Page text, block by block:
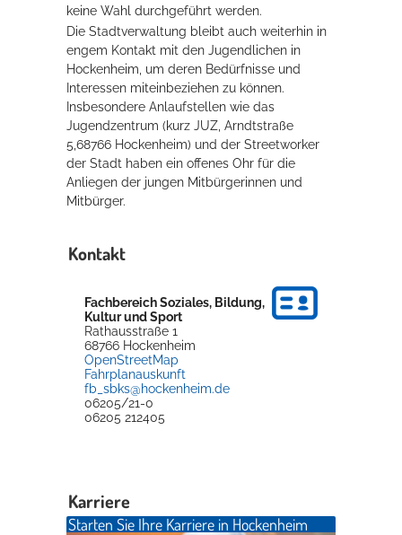
keine Wahl durchgeführt werden.
Die Stadtverwaltung bleibt auch weiterhin in
engem Kontakt mit den Jugendlichen in
Hockenheim, um deren Bedürfnisse und
Interessen miteinbeziehen zu können.
Insbesondere Anlaufstellen wie das
Jugendzentrum (kurz JUZ, Arndtstraße
5,68766 Hockenheim) und der Streetworker
der Stadt haben ein offenes Ohr für die
Anliegen der jungen Mitbürgerinnen und
Mitbürger.
Kontakt
Fachbereich Soziales, Bildung,
Kultur und Sport
Rathausstraße 1
68766 Hockenheim
OpenStreetMap
Fahrplanauskunft
fb_sbks@hockenheim.de
06205/21-0
06205 212405
Karriere
Starten Sie Ihre Karriere in Hockenheim